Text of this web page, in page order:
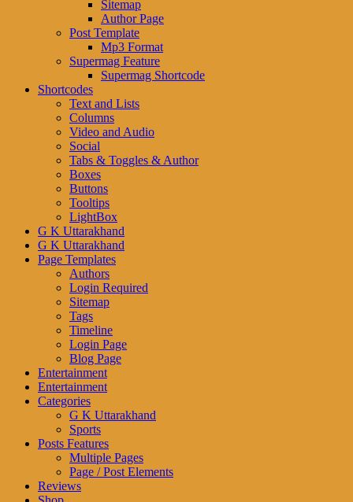
Sitemap
Author Page
Post Template
Mp3 Format
Supermag Feature
Supermag Shortcode
Shortcodes
Text and Lists
Columns
Video and Audio
Social
Tabs & Toggles & Author
Boxes
Buttons
Tooltips
LightBox
G K Uttarakhand
G K Uttarakhand
Page Templates
Authors
Login Required
Sitemap
Tags
Timeline
Login Page
Blog Page
Entertainment
Entertainment
Categories
G K Uttarakhand
Sports
Posts Features
Multiple Pages
Page / Post Elements
Reviews